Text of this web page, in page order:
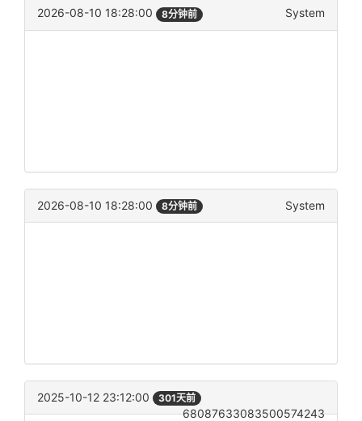
2026-08-10 18:28:00 8分钟前 System
2026-08-10 18:28:00 8分钟前 System
2025-10-12 23:12:00 301天前
68087633083500574243